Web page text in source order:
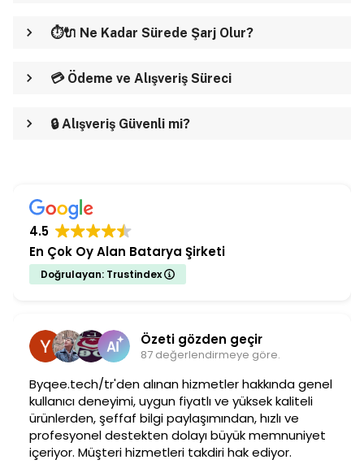
⏱️🔌 Ne Kadar Sürede Şarj Olur?
💳 Ödeme ve Alışveriş Süreci
🔒 Alışveriş Güvenli mi?